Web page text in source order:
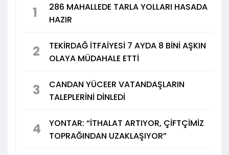
1
286 MAHALLEDE TARLA YOLLARI HASADA
HAZIR
2
TEKİRDAĞ İTFAİYESİ 7 AYDA 8 BİNİ AŞKIN
OLAYA MÜDAHALE ETTİ
3
CANDAN YÜCEER VATANDAŞLARIN
TALEPLERİNİ DİNLEDİ
4
YONTAR: “İTHALAT ARTIYOR, ÇİFTÇİMİZ
TOPRAĞINDAN UZAKLAŞIYOR”